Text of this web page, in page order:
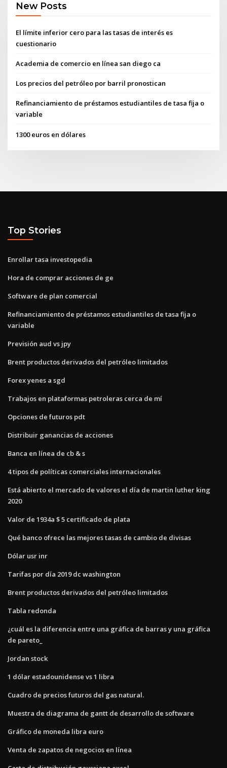
New Posts
El límite inferior cero para las tasas de interés es
cuestionario
Academia de comercio en línea san diego ca
Los precios del petróleo por barril pronostican
Refinanciamiento de préstamos estudiantiles de tasa fija o
variable
1300 euros en dólares
Top Stories
Enrollar tasa investopedia
Hora de comprar acciones de ge
Software de plan comercial
Refinanciamiento de préstamos estudiantiles de tasa fija o
variable
Previsión aud vs jpy
Brent productos derivados del petróleo limitados
Forex yenes a sgd
Trabajos en plataformas petroleras cerca de mí
Opciones de futuros pdt
Distribuir ganancias de acciones
Banca en línea de cb & s
4 tipos de políticas comerciales internacionales
Está abierto el mercado de valores el día de martin luther king
2020
Valor de 1934a $ 5 certificado de plata
Qué banco ofrece las mejores tasas de cambio de divisas
Dólar usr inr
Tarifas por día 2019 dc washington
Brent productos derivados del petróleo limitados
Tabla redonda
¿cuál es la diferencia entre una gráfica de barras y una gráfica
de pareto_
Jordan stock
1 dólar estadounidense vs 1 libra
Cuadro de precios futuros del gas natural.
Muestra de diagrama de gantt de desarrollo de software
Gráfico de moneda libra euro
Venta de zapatos de negocios en línea